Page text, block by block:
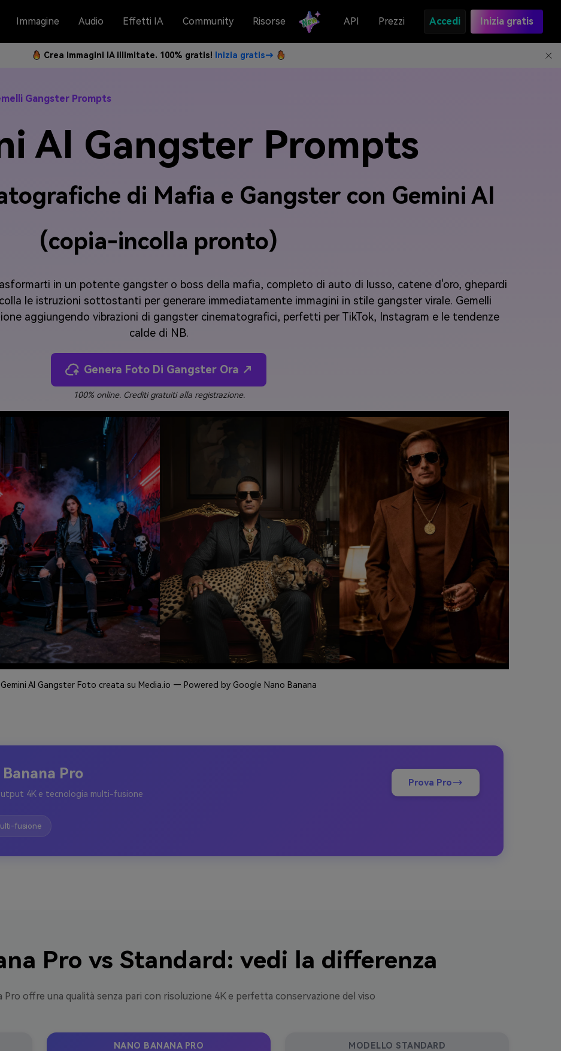
Immagine Audio Effetti IA Community Risorse API Prezzi Accedi Inizia gratis
Crea immagini IA illimitate. 100% gratis! Inizia gratis→
Gangster Prompts
AI Gangster Prompts
di Mafia e Gangster con Gemini AI
(copia-incolla pronto)
in un potente gangster o boss della mafia, completo di auto di lusso, catene d'oro, ghepardi
le istruzioni sottostanti per generare immediatamente immagini in stile gangster virale. Gemelli
aggiungendo vibrazioni di gangster cinematografici, perfetti per TikTok, Instagram e le tendenze
calde di NB.
Genera Foto Di Gangster Ora ↗
100% online. Crediti gratuiti alla registrazione.
Gemini AI Gangster Foto creata su Media.io — Powered by Google Nano Banana
Pro
4K e tecnologia multi-fusione
Prova Pro
fusione
Pro vs Standard: vedi la differenza
Pro offre una qualità senza pari con risoluzione 4K e perfetta conservazione del viso
NANO BANANA PRO MODELLO STANDARD